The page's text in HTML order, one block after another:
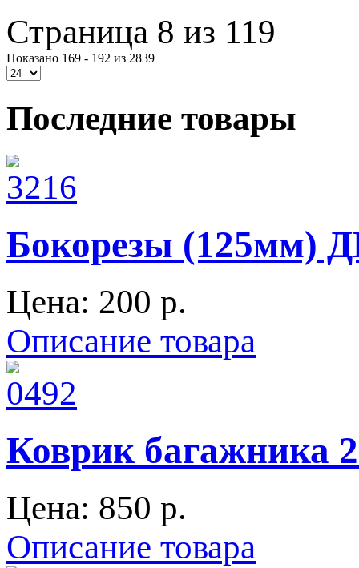
Страница 8 из 119
Показано 169 - 192 из 2839
Последние товары
Бокорезы
Цена: 200 p.
Описание товара
Коврик багажника
Цена: 850 p.
Описание товара